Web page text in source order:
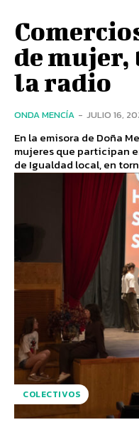
de mujer,
la radio
ONDA MENCÍA - JULIO 16,
En la emisora de Doña
mujeres que participan
de Igualdad local, en
COLECTIVOS